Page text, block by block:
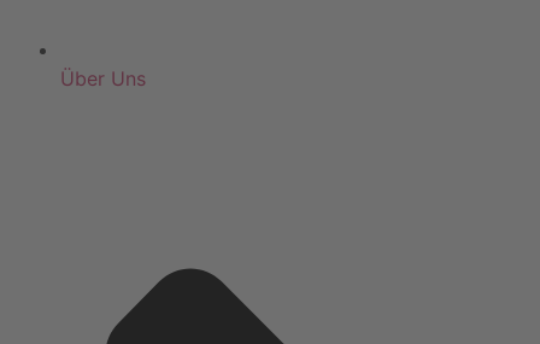
Über Uns